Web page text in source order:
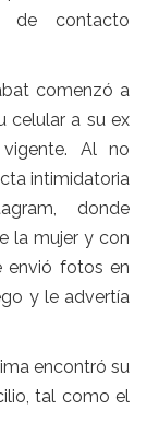
de contacto
comenzó a
celular a su ex
Al no
intimidatoria
donde
la mujer y con
envió fotos en
y le advertía
encontró su
tal como el